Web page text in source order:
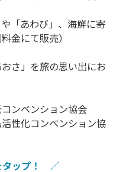
「あわび」、海鮮に寄
金にて販売）
さ」を旅の思い出にお
コンベンション協会
性化コンベンション協
タップ！ ／